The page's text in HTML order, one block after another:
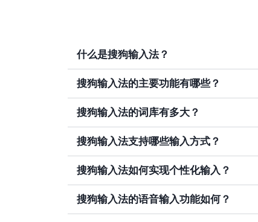
什么是搜狗输入法？
搜狗输入法的主要功能有哪些？
搜狗输入法的词库有多大？
搜狗输入法支持哪些输入方式？
搜狗输入法如何实现个性化输入？
搜狗输入法的语音输入功能如何？